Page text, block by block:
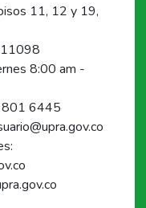
11, 12 y 19,
8:00 am -
801 6445